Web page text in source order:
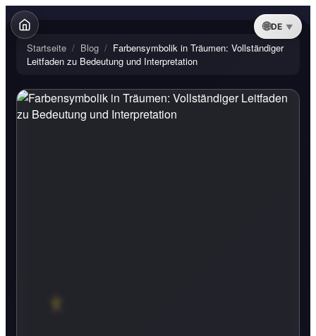
DE
Startseite / Blog / Farbensymbolik in Träumen: Vollständiger
Leitfaden zu Bedeutung und Interpretation